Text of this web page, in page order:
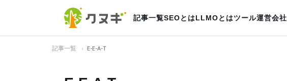
記事一覧SEOとはLLMOとはツール運営会社
記事一覧 › E-E-A-T